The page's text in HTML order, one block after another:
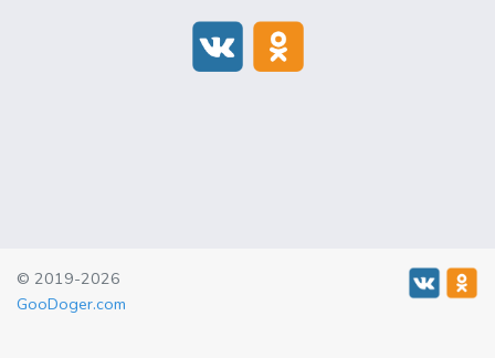
© 2019-2026
GooDoger.com